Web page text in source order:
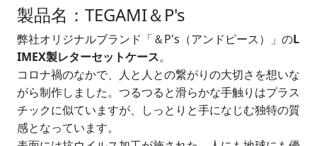
製品名：TEGAMI＆P's
弊社オリジナルブランド「＆P's（アンドピース）」のL
IMEX製レターセットケース。
コロナ禍のなかで、人と人との繋がりの大切さを想いな
がら制作しました。つるつると滑らかな手触りはプラス
チックに似ていますが、しっとりと手になじむ独特の質
感となっています。